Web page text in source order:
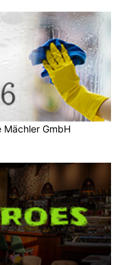
Mächler GmbH